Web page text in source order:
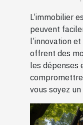
L’immobilier
peuvent
l’innovation
offrent des
les dépenses
compromettre
vous soyez